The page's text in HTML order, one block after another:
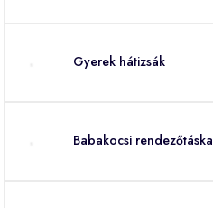
Gyerek hátizsák
Babakocsi rendezőtáska